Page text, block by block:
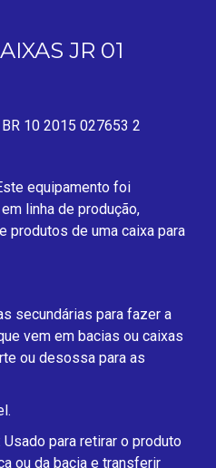
JR 01
10 2015 027653 2
equipamento foi
linha de produção,
produtos de uma caixa para
secundárias para fazer a
vem em bacias ou caixas
ou desossa para as
para retirar o produto
ou da bacia e transferir